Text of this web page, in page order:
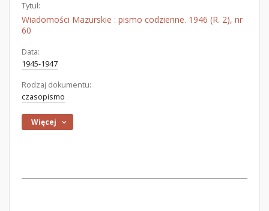
Tytuł:
Wiadomości Mazurskie : pismo codzienne. 1946 (R. 2), nr
60
Data:
1945-1947
Rodzaj dokumentu:
czasopismo
Więcej